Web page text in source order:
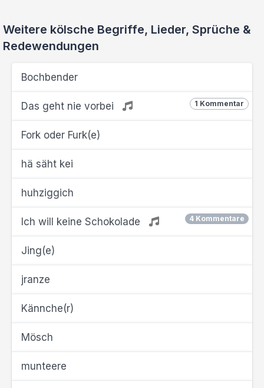
Weitere kölsche Begriffe, Lieder, Sprüche &
Redewendungen
Bochbender
1 Kommentar
Das geht nie vorbei
Fork oder Furk(e)
hä säht kei
huhziggich
4 Kommentare
Ich will keine Schokolade
Jing(e)
jranze
Kännche(r)
Mösch
munteere